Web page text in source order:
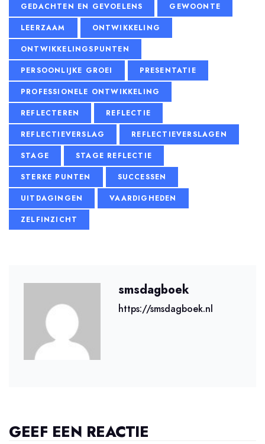
GEDACHTEN EN GEVOELENS
GEWOONTE
LEERZAAM
ONTWIKKELING
ONTWIKKELINGSPUNTEN
PERSOONLIJKE GROEI
PRESENTATIE
PROFESSIONELE ONTWIKKELING
REFLECTEREN
REFLECTIE
REFLECTIEVERSLAG
REFLECTIEVERSLAGEN
STAGE
STAGE REFLECTIE
STERKE PUNTEN
SUCCESSEN
UITDAGINGEN
VAARDIGHEDEN
ZELFINZICHT
smsdagboek
https://smsdagboek.nl
GEEF EEN REACTIE